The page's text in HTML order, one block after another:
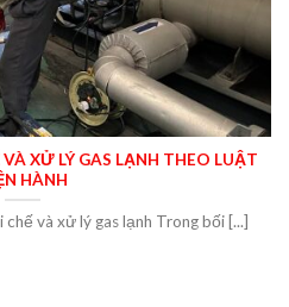
XỬ LÝ GAS LẠNH THEO LUẬT
HÀNH
và xử lý gas lạnh Trong bối [...]